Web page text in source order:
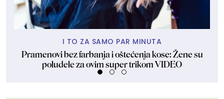
I TO ZA SAMO PAR MINUTA
Pramenovi bez farbanja i oštećenja kose: Žene su
poludele za ovim super trikom VIDEO